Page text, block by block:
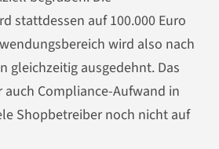
stattdessen auf 100.000 Euro
wird also nach
gleichzeitig ausgedehnt. Das
Compliance-Aufwand in
Shopbetreiber noch nicht auf